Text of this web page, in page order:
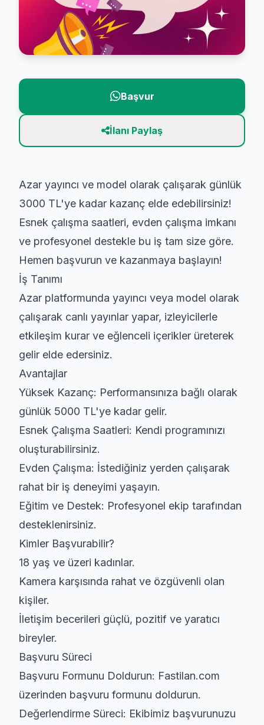
Başvur
İlanı Paylaş
Azar yayıncı ve model olarak çalışarak günlük
3000 TL'ye kadar kazanç elde edebilirsiniz!
Esnek çalışma saatleri, evden çalışma imkanı
ve profesyonel destekle bu iş tam size göre.
Hemen başvurun ve kazanmaya başlayın!
İş Tanımı
Azar platformunda yayıncı veya model olarak
çalışarak canlı yayınlar yapar, izleyicilerle
etkileşim kurar ve eğlenceli içerikler üreterek
gelir elde edersiniz.
Avantajlar
Yüksek Kazanç: Performansınıza bağlı olarak
günlük 5000 TL'ye kadar gelir.
Esnek Çalışma Saatleri: Kendi programınızı
oluşturabilirsiniz.
Evden Çalışma: İstediğiniz yerden çalışarak
rahat bir iş deneyimi yaşayın.
Eğitim ve Destek: Profesyonel ekip tarafından
desteklenirsiniz.
Kimler Başvurabilir?
18 yaş ve üzeri kadınlar.
Kamera karşısında rahat ve özgüvenli olan
kişiler.
İletişim becerileri güçlü, pozitif ve yaratıcı
bireyler.
Başvuru Süreci
Başvuru Formunu Doldurun: Fastilan.com
üzerinden başvuru formunu doldurun.
Değerlendirme Süreci: Ekibimiz başvurunuzu